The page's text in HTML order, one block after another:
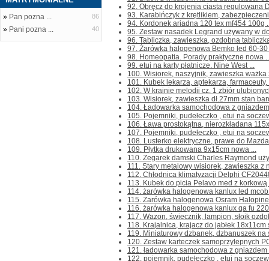
» Pan pozna ... 86
» Pani pozna ... 40
92. Obręcz do krojenia ciasta regulowana
93. Karabińczyk z krętlikiem,
94. Kordonek ariadna 120 tex mf454 100g
95. Zestaw nasadek Legrand używany w
96. Tabliczka, zawieszka, ozdobna
97. Żarówka halogenowa Bemko led 60-
98. Homeopatia. Porady praktyczne nowa
99. etui na karty płatnicze. Nine West ...
100. Wisiorek, naszyjnik, zawieszka ważka
101. Kubek lekarza, aptekarza,
102. W krainie melodii cz. 1 zbiór
103. Wisiorek, zawieszka dł.27mm stan
104. Ładowarka samochodowa z
105. Pojemniki, pudełeczko , etui na
106. Ława prostokątna, nierozkładana
107. Pojemniki, pudełeczko , etui na
108. Lusterko elektryczne, prawe do
109. Płytka drukowana 9x15cm nowa ...
110. Zegarek damski Charles Raymond
111. Stary metalowy wisiorek, zawieszka z
112. Chłodnica klimatyzacji Delphi
113. Kubek do picia Pelavo med z
114. żarówka halogenowa kanlux led
115. Żarówka halogenowa Osram
116. żarówka halogenowa kanlux qa fu
117. Wazon, świecznik, lampion, słoik
118. Krajalnica, krajacz do jabłek
119. Miniaturowy dzbanek, dzbanuszek na
120. Zestaw karteczek samoprzylepnych
121. ładowarka samochodowa z
122. pojemnik, pudełeczko , etui na